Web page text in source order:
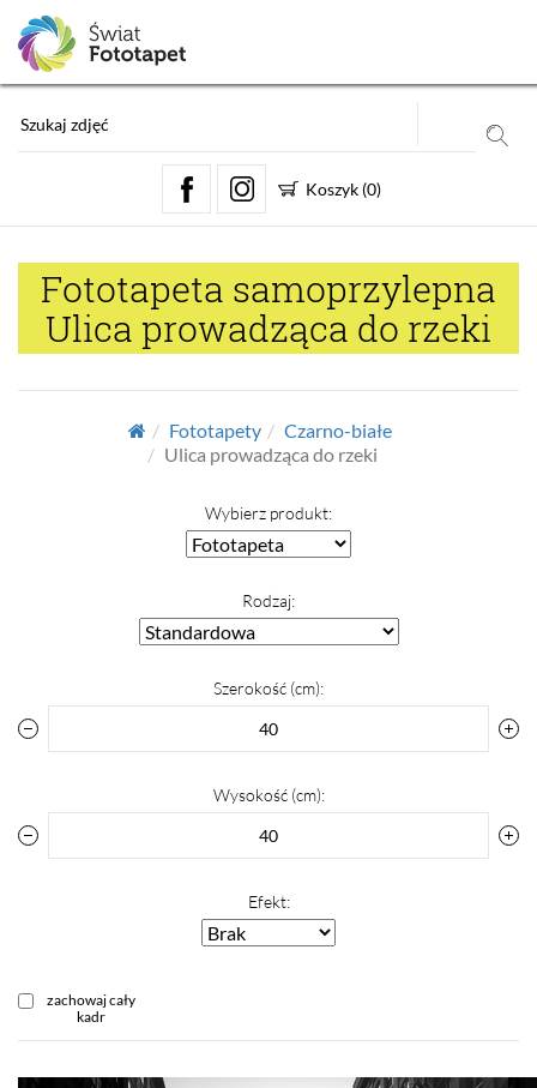
Koszyk (0)
Fototapeta samoprzylepna
Ulica prowadząca do rzeki
Fototapety
Czarno-białe
Ulica prowadząca do rzeki
Wybierz produkt:
Rodzaj:
Szerokość (cm):
Wysokość (cm):
Efekt:
zachowaj cały
kadr